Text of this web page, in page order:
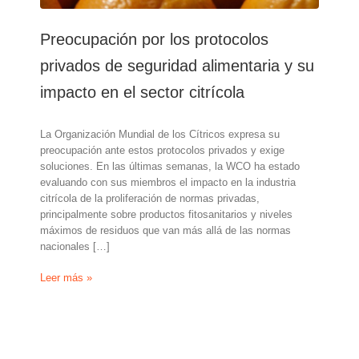
Preocupación por los protocolos
privados de seguridad alimentaria y su
impacto en el sector citrícola
La Organización Mundial de los Cítricos expresa su
preocupación ante estos protocolos privados y exige
soluciones. En las últimas semanas, la WCO ha estado
evaluando con sus miembros el impacto en la industria
citrícola de la proliferación de normas privadas,
principalmente sobre productos fitosanitarios y niveles
máximos de residuos que van más allá de las normas
nacionales […]
Preocupación
Leer más »